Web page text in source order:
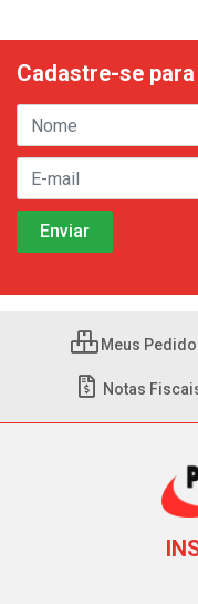
Cadastre-se
Meus
Notas